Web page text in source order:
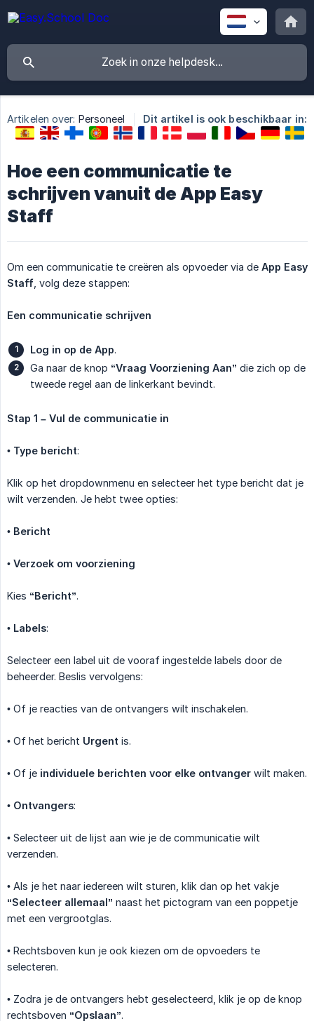
Artikelen over: Personeel Dit artikel is ook beschikbaar in:
Hoe een communicatie te
schrijven vanuit de App Easy
Staff
Om een communicatie te creëren als opvoeder via de App Easy
Staff , volg deze stappen:
Een communicatie schrijven
Log in op de App.
Ga naar de knop “Vraag Voorziening Aan” die zich op de
tweede regel aan de linkerkant bevindt.
Stap 1 – Vul de communicatie in
• Type bericht:
Klik op het dropdownmenu en selecteer het type bericht dat je
wilt verzenden. Je hebt twee opties:
• Bericht
• Verzoek om voorziening
Kies “Bericht”.
• Labels:
Selecteer een label uit de vooraf ingestelde labels door de
beheerder. Beslis vervolgens:
• Of je reacties van de ontvangers wilt inschakelen.
• Of het bericht Urgent is.
• Of je individuele berichten voor elke ontvanger wilt maken.
• Ontvangers:
• Selecteer uit de lijst aan wie je de communicatie wilt
verzenden.
• Als je het naar iedereen wilt sturen, klik dan op het vakje
“Selecteer allemaal” naast het pictogram van een poppetje
met een vergrootglas.
• Rechtsboven kun je ook kiezen om de opvoeders te
selecteren.
• Zodra je de ontvangers hebt geselecteerd, klik je op de knop
rechtsboven “Opslaan”.